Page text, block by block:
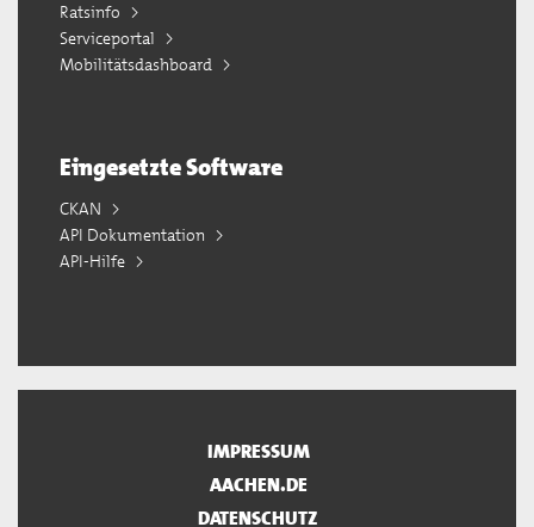
Ratsinfo
Serviceportal
Mobilitätsdashboard
Eingesetzte Software
CKAN
API Dokumentation
API-Hilfe
IMPRESSUM
AACHEN.DE
DATENSCHUTZ